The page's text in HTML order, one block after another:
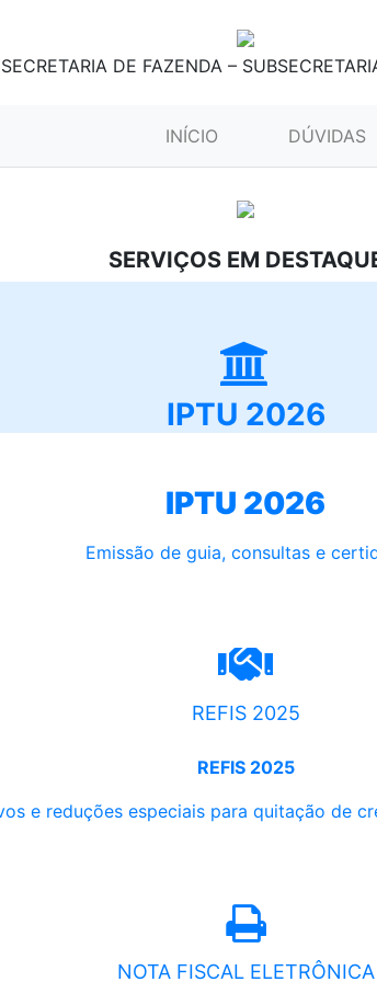
SECRETARIA DE FAZENDA –
INÍCIO (CURRENT)DÚVIDAS
SERVIÇOS EM
IPTU 2026
IPTU 2026
Emissão de guia, consultas e
REFIS 2025
REFIS 2025
e reduções especiais para quitação de
NOTA FISCAL ELETRÔNICA